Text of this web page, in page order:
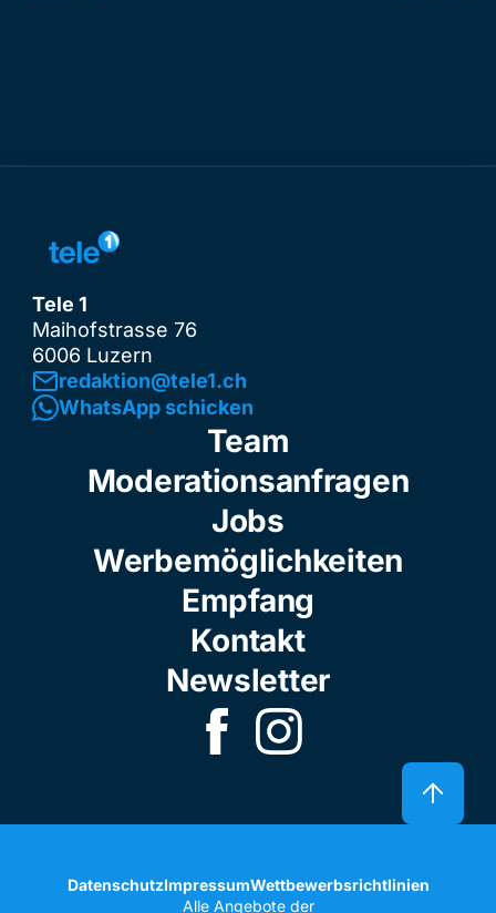
Tele 1
Maihofstrasse 76
6006 Luzern
redaktion@tele1.ch
WhatsApp schicken
Team
Moderationsanfragen
Jobs
Werbemöglichkeiten
Empfang
Kontakt
Newsletter
DatenschutzImpressumWettbewerbsrichtlinien
Alle Angebote der